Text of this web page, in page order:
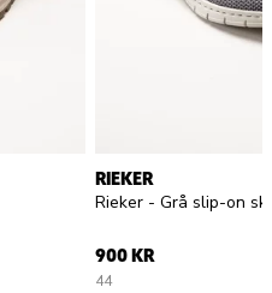
RIEKER
Rieker - Grå slip-on
900 KR
44